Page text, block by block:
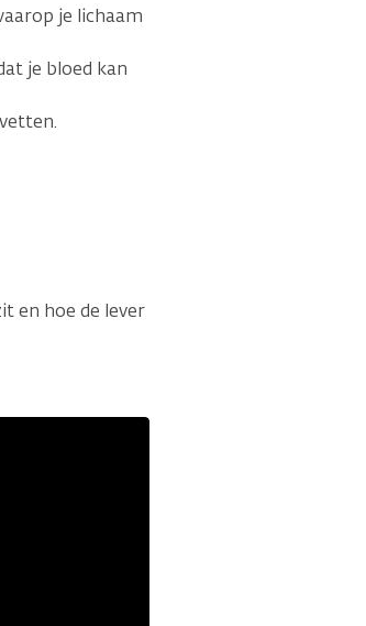
je lichaam
je bloed kan
en hoe de lever